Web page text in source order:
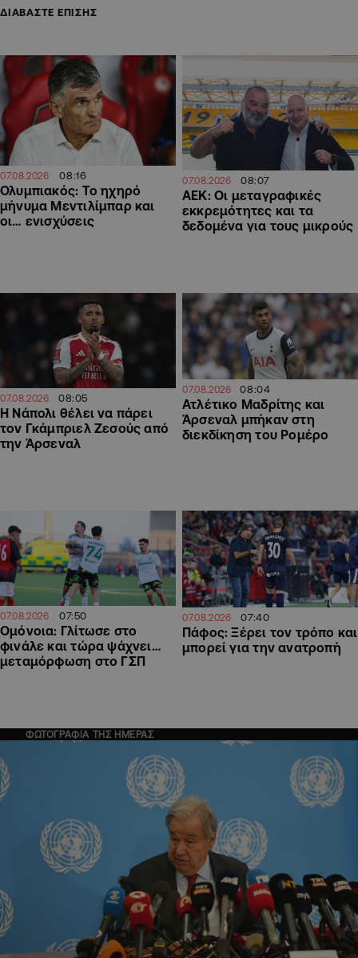
ΔΙΑΒΑΣΤΕ ΕΠΙΣΗΣ
07.08.2026 08:16
Ολυμπιακός: Το ηχηρό
μήνυμα Μεντιλίμπαρ και
οι… ενισχύσεις
07.08.2026 08:07
ΑΕΚ: Οι μεταγραφικές
εκκρεμότητες και τα
δεδομένα για τους μικρούς
07.08.2026 08:05
Η Νάπολι θέλει να πάρει
τον Γκάμπριελ Ζεσούς από
την Άρσεναλ
07.08.2026 08:04
Ατλέτικο Μαδρίτης και
Άρσεναλ μπήκαν στη
διεκδίκηση του Ρομέρο
07.08.2026 07:50
Ομόνοια: Γλίτωσε στο
φινάλε και τώρα ψάχνει…
μεταμόρφωση στο ΓΣΠ
07.08.2026 07:40
Πάφος: Ξέρει τον τρόπο και
μπορεί για την ανατροπή
ΦΩΤΟΓΡΑΦΙΑ ΤΗΣ ΗΜΕΡΑΣ